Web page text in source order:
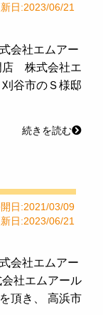
日:2023/06/21
社エムアー
店 株式会社エ
谷市のＳ様邸
続きを読む
日:2021/03/09
日:2023/06/21
社エムアー
社エムアール
頂き、 高浜市